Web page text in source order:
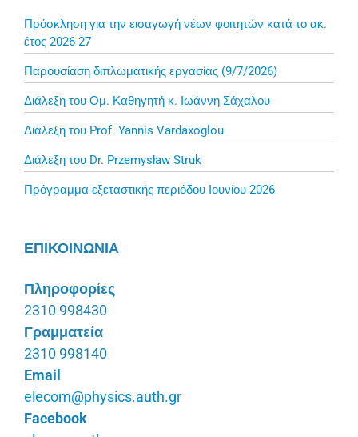
Πρόσκληση για την εισαγωγή νέων φοιτητών κατά το ακ.
έτος 2026-27
Παρουσίαση διπλωματικής εργασίας (9/7/2026)
Διάλεξη του Ομ. Καθηγητή κ. Ιωάννη Σάχαλου
Διάλεξη του Prof. Yannis Vardaxoglou
Διάλεξη του Dr. Przemysław Struk
Πρόγραμμα εξεταστικής περιόδου Ιουνίου 2026
ΕΠΙΚΟΙΝΩΝΙΑ
Πληροφορίες
2310 998430
Γραμματεία
2310 998140
Email
elecom@physics.auth.gr
Facebook